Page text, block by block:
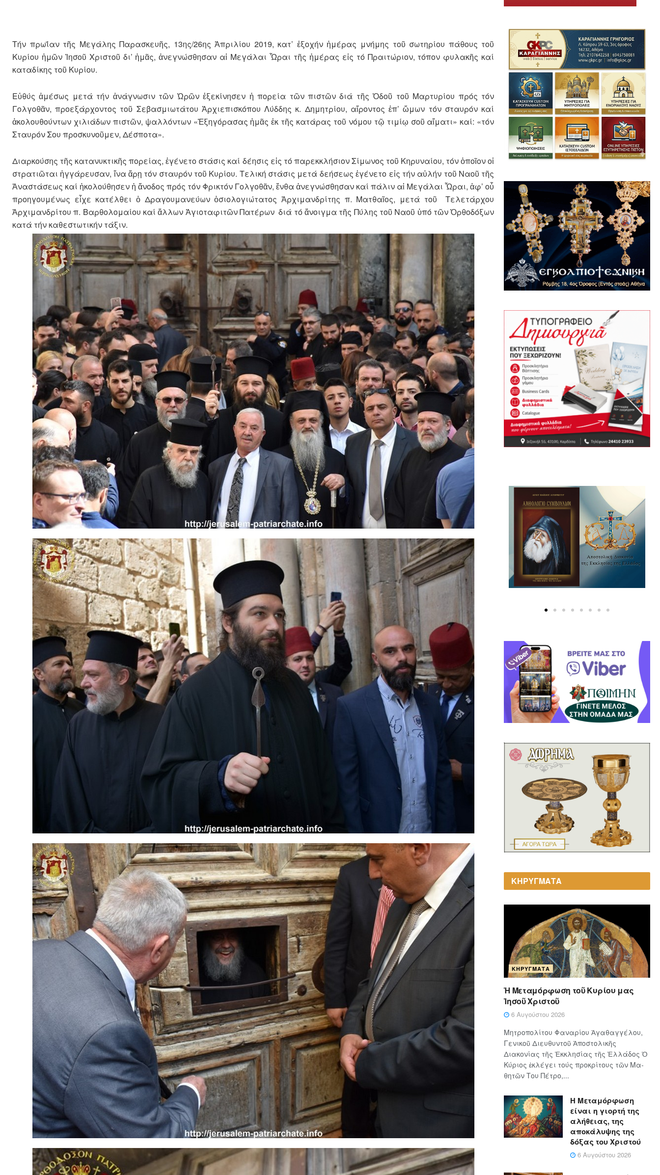
Τήν πρωΐαν τῆς Μεγάλης Παρασκευῆς, 13ης/26ης Ἀπριλίου 2019, κατ’ ἐξοχήν ἡμέρας μνήμης τοῦ σωτηρίου πάθους τοῦ
Κυρίου ἡμῶν Ἰησοῦ Χριστοῦ δι’ ἡμᾶς, ἀνεγνώσθησαν αἱ Μεγάλαι Ὧραι τῆς ἡμέρας εἰς τό Πραιτώριον, τόπον φυλακῆς καί
καταδίκης τοῦ Κυρίου.
Εὐθύς ἀμέσως μετά τήν ἀνάγνωσιν τῶν Ὡρῶν ἐξεκίνησεν ἡ πορεία τῶν πιστῶν διά τῆς Ὁδοῦ τοῦ Μαρτυρίου πρός τόν
Γολγοθᾶν, προεξάρχοντος τοῦ Σεβασμιωτάτου Ἀρχιεπισκόπου Λύδδης κ. Δημητρίου, αἴροντος ἐπ’ ὤμων τόν σταυρόν καί
ἀκολουθούντων χιλιάδων πιστῶν, ψαλλόντων «Ἐξηγόρασας ἡμᾶς ἐκ τῆς κατάρας τοῦ νόμου τῷ τιμίῳ σοῦ αἵματι» καί: «τόν
Σταυρόν Σου προσκυνοῦμεν, Δέσποτα».
Διαρκούσης τῆς κατανυκτικῆς πορείας, ἐγένετο στάσις καί δέησις εἰς τό παρεκκλήσιον Σίμωνος τοῦ Κηρυναίου, τόν ὁποῖον οἱ
στρατιῶται ἠγγάρευσαν, ἵνα ἄρῃ τόν σταυρόν τοῦ Κυρίου. Τελική στάσις μετά δεήσεως ἐγένετο εἰς τήν αὐλήν τοῦ Ναοῦ τῆς
Ἀναστάσεως καί ἠκολούθησεν ἡ ἄνοδος πρός τόν Φρικτόν Γολγοθᾶν, ἔνθα ἀνεγνώσθησαν καί πάλιν αἱ Μεγάλαι Ὧραι, ἀφ’ οὗ
προηγουμένως εἶχε κατέλθει ὁ Δραγουμανεύων ὁσιολογιώτατος Ἀρχιμανδρίτης π. Ματθαῖος, μετά τοῦ Τελετάρχου
Ἀρχιμανδρίτου π. Βαρθολομαίου καί ἄλλων Ἁγιοταφιτῶν Πατέρων διά τό ἄνοιγμα τῆς Πύλης τοῦ Ναοῦ ὑπό τῶν Ὀρθοδόξων
κατά τήν καθεστωτικήν τάξιν.
ΚΗΡΥΓΜΑΤΑ
ΚΗΡΎΓΜΑΤΑ
Ἡ Μεταμόρφωση τοῦ Κυρίου μας
Ἰησοῦ Χριστοῦ
6 Αυγούστου 2026
Μητροπολίτου Φαναρίου Ἀγαθαγγέλου,
Γενικοῦ Διευθυντοῦ Ἀποστολικῆς
Διακονίας τῆς Ἐκκλησίας τῆς Ἑλλάδος Ὁ
Κύ­ρι­ος ἐκλέγει τούς προ­κρί­τους τῶν Μα­
θη­τῶν Του Πέ­τρο,...
Η Μεταμόρφωση
είναι η γιορτή της
αλήθειας, της
αποκάλυψης της
δόξας του Χριστού
6 Αυγούστου 2026